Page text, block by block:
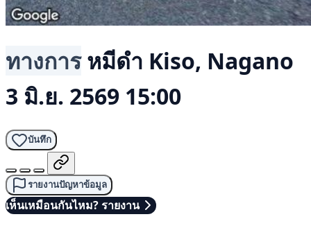
ทางการ หมีดำ Kiso, Nagano
3 มิ.ย. 2569 15:00
บันทึก
รายงานปัญหาข้อมูล
เห็นเหมือนกันไหม? รายงาน